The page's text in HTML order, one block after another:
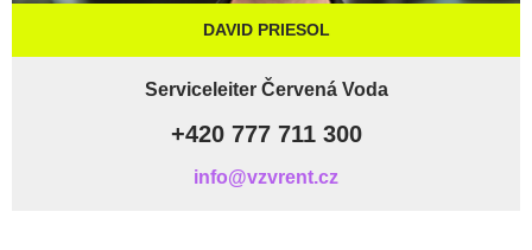
DAVID PRIESOL
Serviceleiter Červená Voda
+420 777 711 300
info@vzvrent.cz